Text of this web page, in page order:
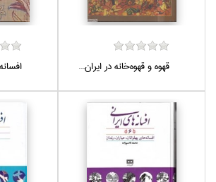
قهوه و قهوه‌خانه در ايران...